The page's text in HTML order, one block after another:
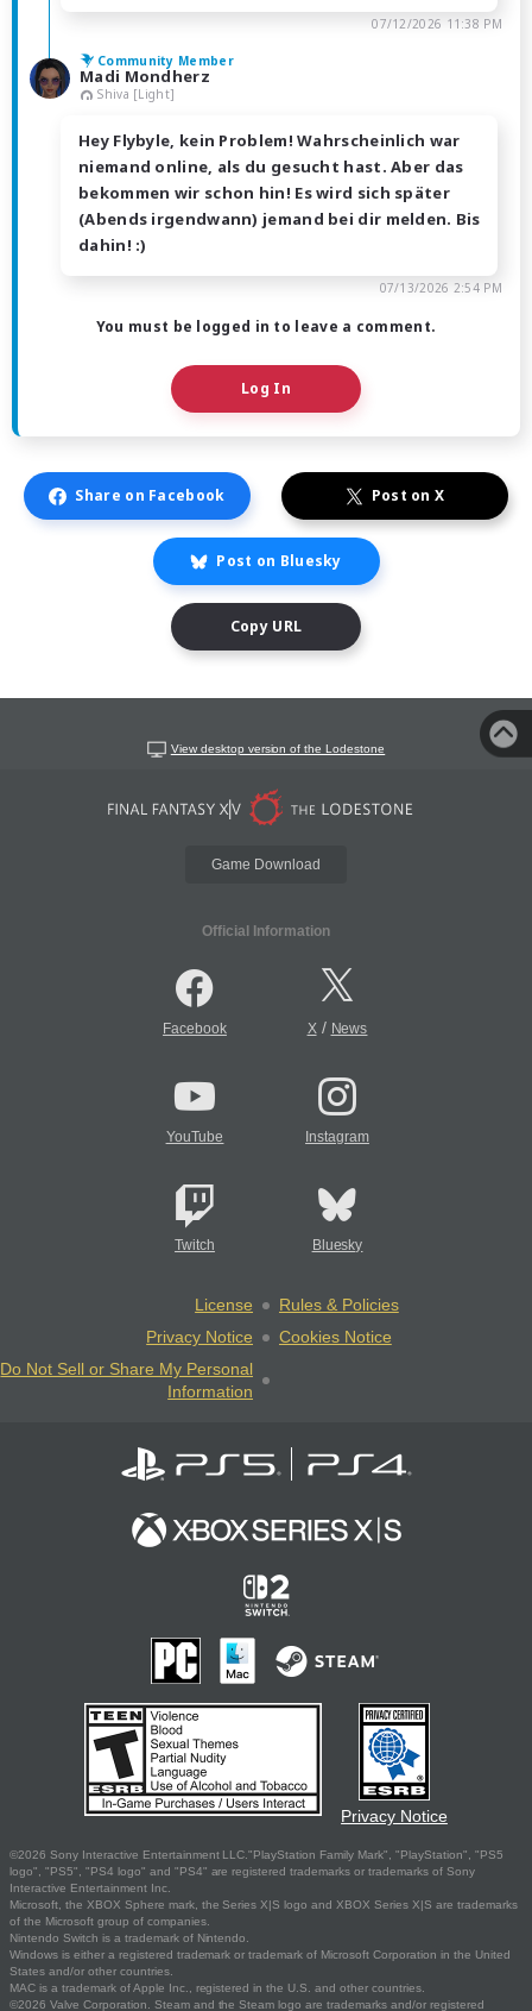
07/12/2026 11:38 PM
Community Member
Madi Mondherz
Shiva [Light]
Hey Flybyle, kein Problem! Wahrscheinlich war
niemand online, als du gesucht hast. Aber das
bekommen wir schon hin! Es wird sich später
(Abends irgendwann) jemand bei dir melden. Bis
dahin! :)
07/13/2026 2:54 PM
You must be logged in to leave a comment.
Log In
Share on Facebook Post on X
Post on Bluesky
Copy URL
View desktop version of the Lodestone
Game Download
Official Information
Facebook X/ News
YouTube Instagram
Twitch Bluesky
License
Rules & Policies
Privacy Notice
Cookies Notice
Do Not Sell or Share My Personal
Information
Privacy Notice
©2026 Sony Interactive Entertainment LLC."PlayStation Family Mark", "PlayStation", "PS5
logo", "PS5", "PS4 logo" and "PS4" are registered trademarks or trademarks of Sony
Interactive Entertainment Inc.
Microsoft, the XBOX Sphere mark, the Series X|S logo and XBOX Series X|S are trademarks
of the Microsoft group of companies.
Nintendo Switch is a trademark of Nintendo.
Windows is either a registered trademark or trademark of Microsoft Corporation in the United
States and/or other countries.
MAC is a trademark of Apple Inc., registered in the U.S. and other countries.
©2026 Valve Corporation. Steam and the Steam logo are trademarks and/or registered